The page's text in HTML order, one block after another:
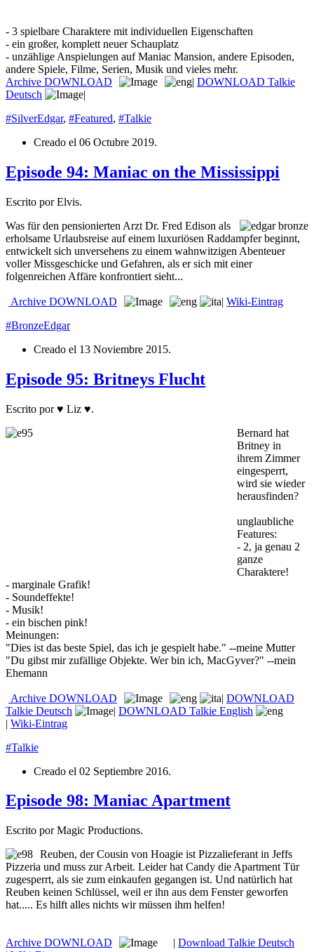
- 3 spielbare Charaktere mit individuellen Eigenschaften
- ein großer, komplett neuer Schauplatz
- unzählige Anspielungen auf Maniac Mansion, andere Episoden,
andere Spiele, Filme, Serien, Musik und vieles mehr.
Archive DOWNLOAD | DOWNLOAD Talkie
Deutsch
|
#SilverEdgar, #Featured, #Talkie
Creado el 06 Octubre 2019.
Episode 94: Maniac on the Mississippi
Escrito por Elvis.
Was für den pensionierten Arzt Dr. Fred Edison als
erholsame Urlaubsreise auf einem luxuriösen Raddampfer beginnt,
entwickelt sich unversehens zu einem wahnwitzigen Abenteuer
voller Missgeschicke und Gefahren, als er sich mit einer
folgenreichen Affäre konfrontiert sieht...
Archive DOWNLOAD | Wiki-Eintrag
#BronzeEdgar
Creado el 13 Noviembre 2015.
Episode 95: Britneys Flucht
Escrito por ♥ Liz ♥.
Bernard hat
Britney in
ihrem Zimmer
eingesperrt,
wird sie wieder
herausfinden?
unglaubliche
Features:
- 2, ja genau 2
ganze
Charaktere!
- marginale Grafik!
- Soundeffekte!
- Musik!
- ein bischen pink!
Meinungen:
"Dies ist das beste Spiel, das ich je gespielt habe." --meine Mutter
"Du gibst mir zufällige Objekte. Wer bin ich, MacGyver?" --mein
Ehemann
Archive DOWNLOAD | DOWNLOAD
Talkie Deutsch
| DOWNLOAD Talkie English
| Wiki-Eintrag
#Talkie
Creado el 02 Septiembre 2016.
Episode 98: Maniac Apartment
Escrito por Magic Productions.
Reuben, der Cousin von Hoagie ist Pizzalieferant in Jeffs
Pizzeria und muss zur Arbeit. Leider hat Candy die Apartment Tür
zugesperrt, als sie zum einkaufen gegangen ist. Und natürlich hat
Reuben keinen Schlüssel, weil er ihn aus dem Fenster geworfen
hat..... Es hilft alles nichts wir müssen ihm helfen!
Archive DOWNLOAD | Download Talkie Deutsch